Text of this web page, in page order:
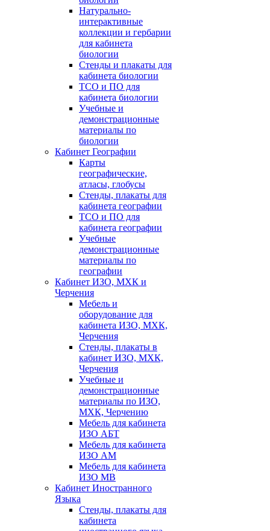
Натурально-
интерактивные
коллекции и гербарии
для кабинета
биологии
Стенды и плакаты для
кабинета биологии
ТСО и ПО для
кабинета биологии
Учебные и
демонстрационные
материалы по
биологии
Кабинет Географии
Карты
географические,
атласы, глобусы
Стенды, плакаты для
кабинета географии
ТСО и ПО для
кабинета географии
Учебные
демонстрационные
материалы по
географии
Кабинет ИЗО, МХК и
Черчения
Мебель и
оборудование для
кабинета ИЗО, МХК,
Черчения
Стенды, плакаты в
кабинет ИЗО, МХК,
Черчения
Учебные и
демонстрационные
материалы по ИЗО,
МХК, Черчению
Мебель для кабинета
ИЗО АБТ
Мебель для кабинета
ИЗО АМ
Мебель для кабинета
ИЗО МВ
Кабинет Иностранного
Языка
Стенды, плакаты для
кабинета